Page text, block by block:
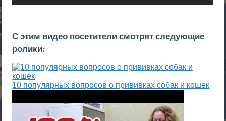
С этим видео посетители смотрят следующие
ролики:
10 популярных вопросов о прививках собак и кошек